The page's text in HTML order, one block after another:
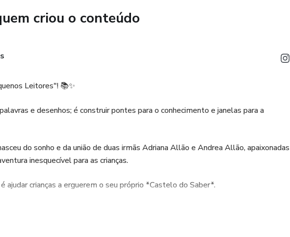
criou o conteúdo
Leitores"! 📚✨
e desenhos; é construir pontes para o conhecimento e janelas para a
do sonho e da união de duas irmãs Adriana Allão e Andrea Allão, apaixonadas
inesquecível para as crianças.
ajudar crianças a erguerem o seu próprio *Castelo do Saber*.
é um novo degrau na jornada do aprendizado, onde a curiosidade não tem limites e